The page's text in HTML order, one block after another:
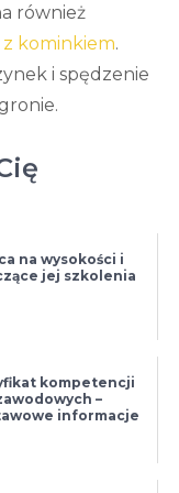
również
kominkiem.
i spędzenie
na wysokości i
jej szkolenia
kompetencji
–
informacje